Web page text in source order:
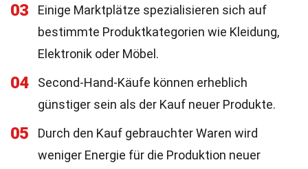
03
Einige Marktplätze spezialisieren sich auf
bestimmte Produktkategorien wie Kleidung,
Elektronik oder Möbel.
04
Second-Hand-Käufe können erheblich
günstiger sein als der Kauf neuer Produkte.
05
Durch den Kauf gebrauchter Waren wird
weniger Energie für die Produktion neuer